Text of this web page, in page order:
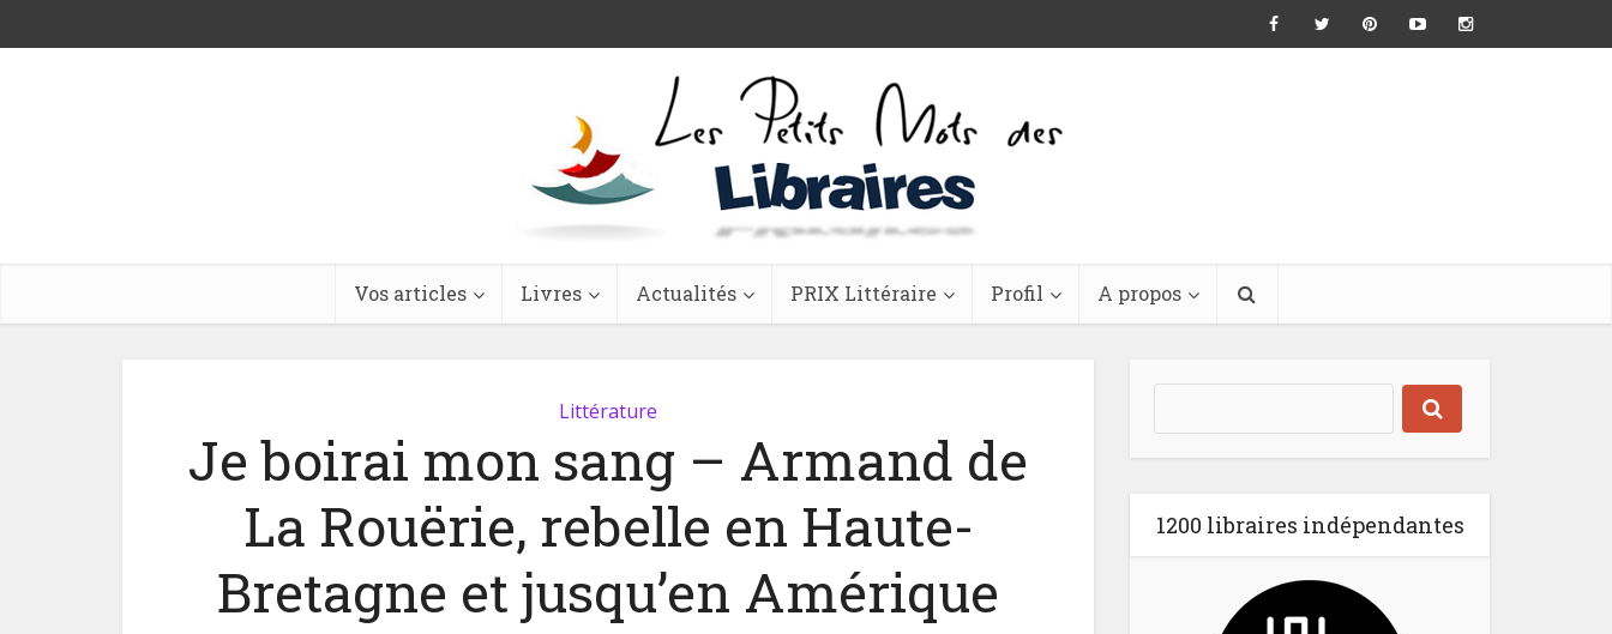
Vos articles Livres Actualités PRIX Littéraire Profil A propos
Littérature
Je boirai mon sang – Armand de
La Rouërie, rebelle en Haute-
Bretagne et jusqu’en Amérique
1200 libraires indépendantes